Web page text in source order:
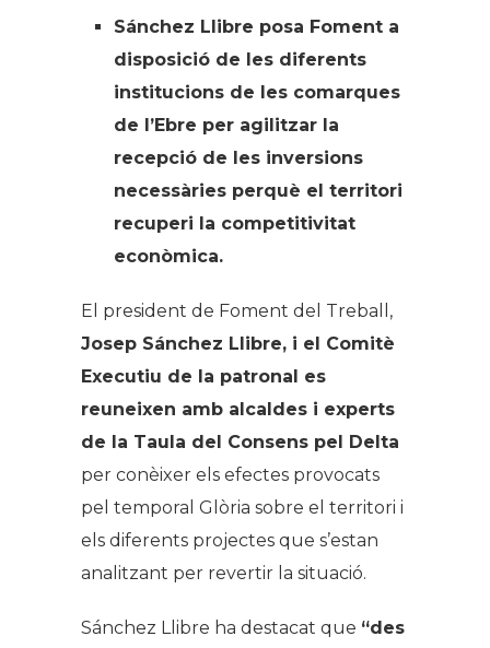
Sánchez Llibre posa Foment a
disposició de les diferents
institucions de les comarques
de l’Ebre per agilitzar la
recepció de les inversions
necessàries perquè el territori
recuperi la competitivitat
econòmica.
El president de Foment del Treball,
Josep Sánchez Llibre, i el Comitè
Executiu de la patronal es
reuneixen amb alcaldes i experts
de la Taula del Consens pel Delta
per conèixer els efectes provocats
pel temporal Glòria sobre el territori i
els diferents projectes que s’estan
analitzant per revertir la situació.
Sánchez Llibre ha destacat que “des